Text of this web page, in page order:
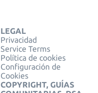
LEGAL
Privacidad
Service Terms
Política de cookies
Configuración de
Cookies
COPYRIGHT, GUÍAS